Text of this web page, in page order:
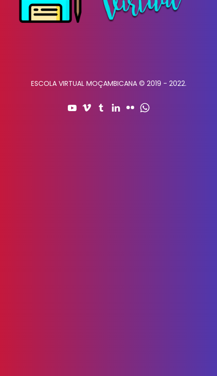
ESCOLA VIRTUAL MOÇAMBICANA © 2019 - 2022.